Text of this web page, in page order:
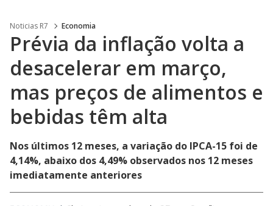
Noticias R7 Economia
Prévia da inflação volta a
desacelerar em março,
mas preços de alimentos e
bebidas têm alta
Nos últimos 12 meses, a variação do IPCA-15 foi de
4,14%, abaixo dos 4,49% observados nos 12 meses
imediatamente anteriores